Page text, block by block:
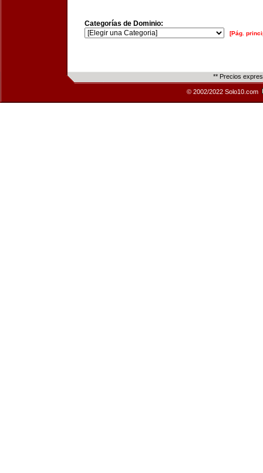
Categorías de Dominio:
[Pág.
** Precios
© 2002/2022 Solo10.com